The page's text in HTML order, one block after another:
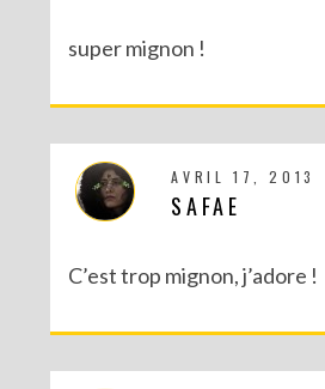
super mignon !
AVRIL 17, 2013
SAFAE
C’est trop mignon, j’adore !